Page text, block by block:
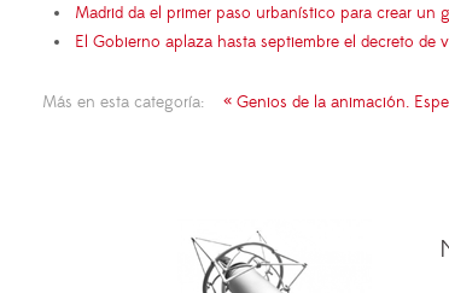
Madrid da el primer paso urbanístico para crear un
El Gobierno aplaza hasta septiembre el decreto de
Más en esta categoría: « Genios de la animación.